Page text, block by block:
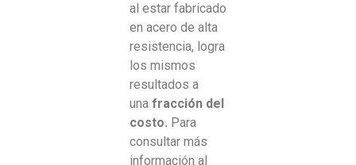
al estar fabricado
en acero de alta
resistencia, logra
los mismos
resultados a
unafracción del
costo. Para
consultar más
información al